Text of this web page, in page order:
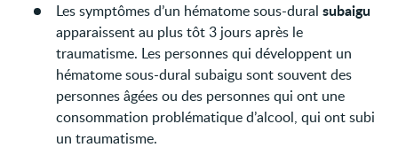
Les symptômes d’un hématome sous-duralsubaigu
apparaissent au plus tôt 3 jours après le
traumatisme. Les personnes qui développent un
hématome sous-dural subaigu sont souvent des
personnes âgées ou des personnes qui ont une
consommation problématique d’alcool, qui ont subi
un traumatisme.